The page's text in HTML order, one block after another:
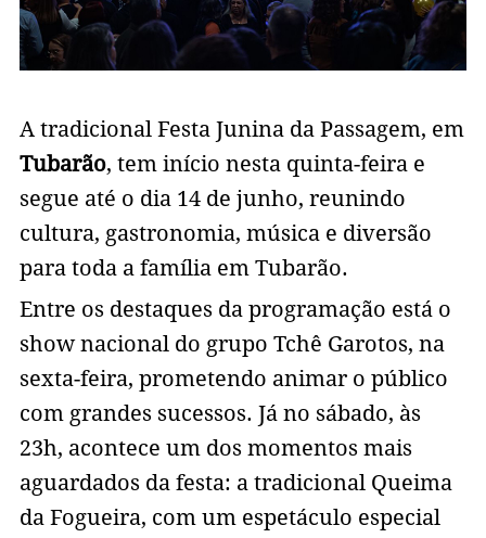
A tradicional Festa Junina da Passagem, em
Tubarão, tem início nesta quinta-feira e
segue até o dia 14 de junho, reunindo
cultura, gastronomia, música e diversão
para toda a família em Tubarão.
Entre os destaques da programação está o
show nacional do grupo Tchê Garotos, na
sexta-feira, prometendo animar o público
com grandes sucessos. Já no sábado, às
23h, acontece um dos momentos mais
aguardados da festa: a tradicional Queima
da Fogueira, com um espetáculo especial